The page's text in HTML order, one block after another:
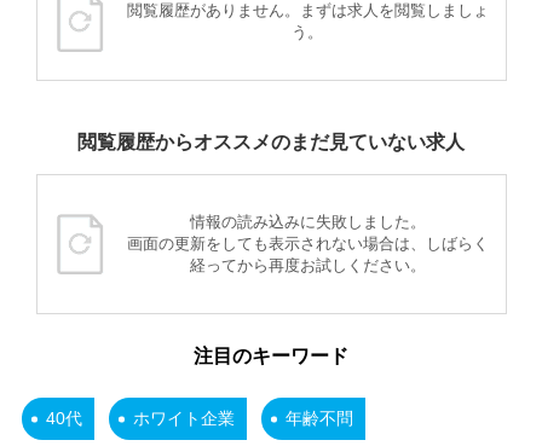
閲覧履歴がありません。まずは求人を閲覧しましょ
う。
閲覧履歴からオススメのまだ見ていない求人
情報の読み込みに失敗しました。
画面の更新をしても表示されない場合は、しばらく
経ってから再度お試しください。
注目のキーワード
40代 ホワイト企業 年齢不問